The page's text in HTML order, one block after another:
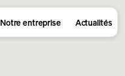
Notre entreprise Actualités